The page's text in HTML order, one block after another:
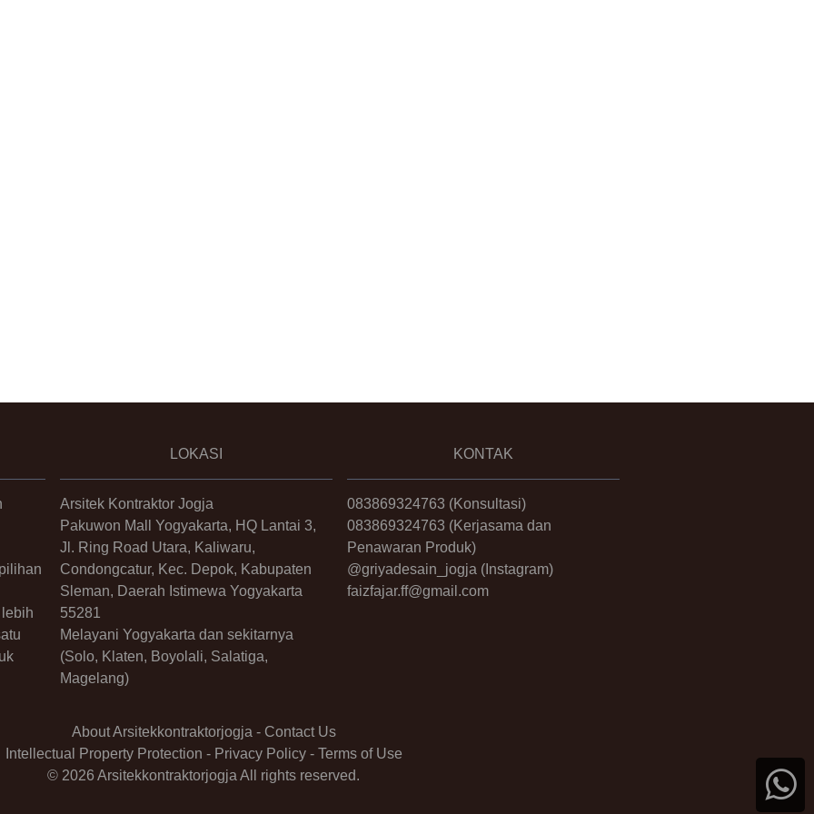
LOKASI
Arsitek Kontraktor Jogja
Pakuwon Mall Yogyakarta, HQ Lantai 3,
Jl. Ring Road Utara, Kaliwaru,
Condongcatur, Kec. Depok, Kabupaten
Sleman, Daerah Istimewa Yogyakarta
55281
Melayani Yogyakarta dan sekitarnya
(Solo, Klaten, Boyolali, Salatiga,
Magelang)
KONTAK
083869324763 (Konsultasi)
083869324763 (Kerjasama dan
Penawaran Produk)
@griyadesain_jogja (Instagram)
faizfajar.ff@gmail.com
About Arsitekkontraktorjogja - Contact Us
Intellectual Property Protection - Privacy Policy- Terms of Use
© 2026 Arsitekkontraktorjogja All rights reserved.